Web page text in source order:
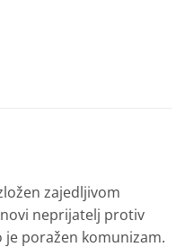
zajedljivom
neprijatelj protiv
poražen komunizam.